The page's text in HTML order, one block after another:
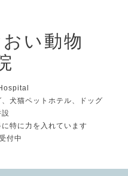
い動物
犬猫ペットホテル、ドッグ
特に力を入れています
付中